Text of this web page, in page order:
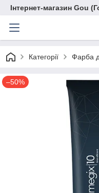
Інтернет-магазин Gou
Категорії Фарба
–50%